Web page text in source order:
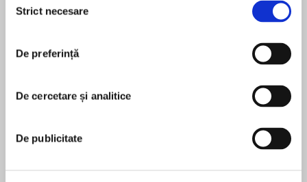
consimțământului
Strict necesare
De preferință
De cercetare și analitice
De publicitate
entire school. Incredibly compelling and
sensitively told, None of the Above is a thought-
provoking novel that explores what it means to
be a boy, a girl, or something in between.
What if everything you knew about yourself
changed in an instant?
When Kristin Lattimer is voted homecoming
În acest moment nu există recenzii
I. W. Gregorio
I. W. Gregorio is a practicing surgeon by day,
masked avenging YA writer by night. After getting